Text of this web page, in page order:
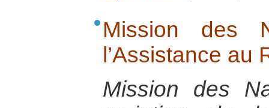
Mission des
l’Assistance au
Mission des